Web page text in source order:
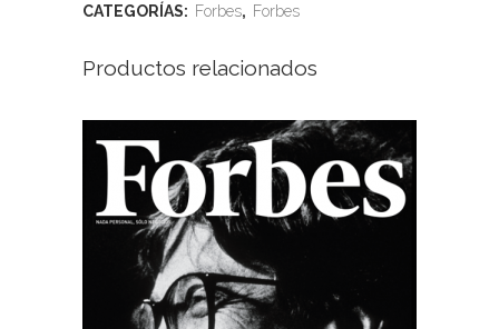
CATEGORÍAS: Forbes, Forbes
Productos relacionados